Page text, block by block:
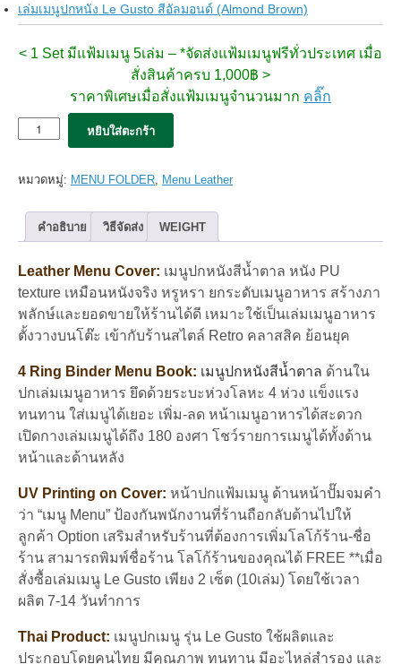
เล่มเมนูปกหนัง Le Gusto สีอัลมอนด์ (Almond Brown)
< 1 Set มีแฟ้มเมนู 5เล่ม – *จัดส่งแฟ้มเมนูฟรีทั่วประเทศ เมื่อ
สั่งสินค้าครบ 1,000฿ >
ราคาพิเศษเมื่อสั่งแฟ้มเมนูจำนวนมาก คลิ๊ก
จำนวน
5x
Gusto
สี
วอ
ลนัท
Walnut
Brown
(set
เล่ม)
ชิ้น
หยิบใส่ตะกร้า
หมวดหมู่: MENU FOLDER, Menu Leather
คำอธิบาย วิธีจัดส่ง WEIGHT
Leather Menu Cover: เมนูปกหนังสีน้ำตาล หนัง PU
texture เหมือนหนังจริง หรูหรา ยกระดับเมนูอาหาร สร้างภา
พลักษ์และยอดขายให้ร้านได้ดี เหมาะใช้เป็นเล่มเมนูอาหาร
ตั้งวางบนโต๊ะ เข้ากับร้านสไตล์ Retro คลาสสิค ย้อนยุค
4 Ring Binder Menu Book: เมนูปกหนังสีน้ำตาล ด้านใน
ปกเล่มเมนูอาหาร ยึดด้วยระบะห่วงโลหะ 4 ห่วง แข็งแรง
ทนทาน ใส่เมนูได้เยอะ เพิ่ม-ลด หน้าเมนูอาหารได้สะดวก
เปิดกางเล่มเมนูได้ถึง 180 องศา โชว์รายการเมนูได้ทั้งด้าน
หน้าและด้านหลัง
UV Printing on Cover: หน้าปกแฟ้มเมนู ด้านหน้าปั๊มจมคำ
ว่า “เมนู Menu” ป้องกันพนักงานที่ร้านถือกลับด้านไปให้
ลูกค้า Option เสริมสำหรับร้านที่ต้องการเพิ่มโลโก้ร้าน-ชื่อ
ร้าน สามารถพิมพ์ชื่อร้าน โลโก้ร้านของคุณได้ FREE **เมื่อ
สั่งซื้อเล่มเมนู Le Gusto เพียง 2 เซ็ต (10เล่ม) โดยใช้เวลา
ผลิต 7-14 วันทำการ
Thai Product: เมนูปกเมนู รุ่น Le Gusto ใช้ผลิตและ
ประกอบโดยคนไทย มีคุณภาพ ทนทาน มีอะไหล่สำรอง และ